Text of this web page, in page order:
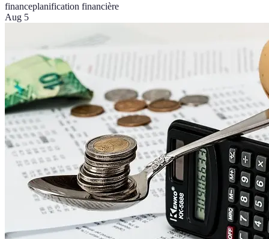
financeplanification financière
Aug 5